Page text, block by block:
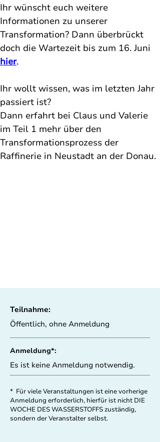
Ihr wünscht euch weitere
Informationen zu unserer
Transformation? Dann überbrückt
doch die Wartezeit bis zum 16. Juni
hier.
Ihr wollt wissen, was im letzten Jahr
passiert ist?
Dann erfahrt bei Claus und Valerie
im Teil 1 mehr über den
Transformationsprozess der
Raffinerie in Neustadt an der Donau.
Teilnahme:
Öffentlich, ohne Anmeldung
Anmeldung*:
Es ist keine Anmeldung notwendig.
* Für viele Veranstaltungen ist eine vorherige
Anmeldung erforderlich, hierfür ist nicht DIE
WOCHE DES WASSERSTOFFS zuständig,
sondern der Veranstalter selbst.